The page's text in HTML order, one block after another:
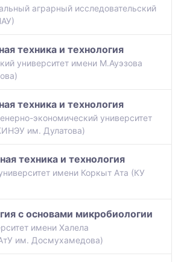
аграрный исследовательский
техника и технология
университет имени М.Ауэзова
техника и технология
экономический университет
им. Дулатова)
техника и технология
имени Коркыт Ата (КУ
с основами микробиологии
имени Халела
им. Досмухамедова)